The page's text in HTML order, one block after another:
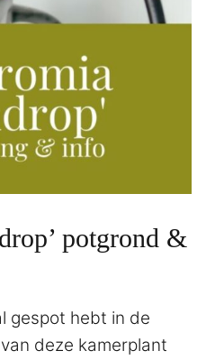
potgrond &
gespot hebt in de
deze kamerplant